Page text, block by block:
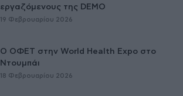
εργαζόμενους της DEMO
19 Φεβρουαρίου 2026
Ο ΟΦΕΤ στην World Health Expo στο
Ντουμπάι
18 Φεβρουαρίου 2026